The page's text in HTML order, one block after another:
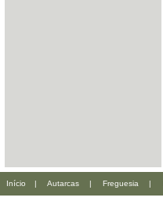
Início | Autarcas | Freguesia |